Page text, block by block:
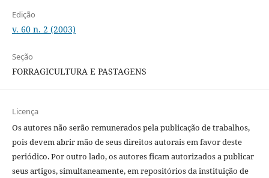
Edição
v. 60 n. 2 (2003)
Seção
FORRAGICULTURA E PASTAGENS
Licença
Os autores não serão remunerados pela publicação de trabalhos,
pois devem abrir mão de seus direitos autorais em favor deste
periódico. Por outro lado, os autores ficam autorizados a publicar
seus artigos, simultaneamente, em repositórios da instituição de